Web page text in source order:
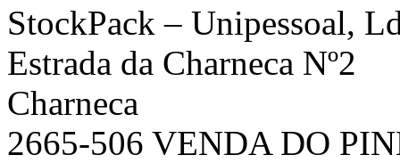
StockPack – Unipessoal,
Estrada da Charneca Nº2
Charneca
2665-506 VENDA DO